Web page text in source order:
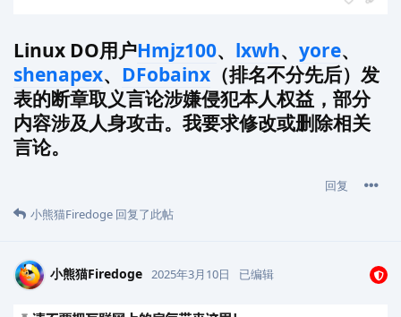
Linux DO用户Hmjz100、 lxwh、 yore、
shenapex、 DFobainx （排名不分先后）发
表的断章取义言论涉嫌侵犯本人权益，部分
内容涉及人身攻击。我要求修改或删除相关
言论。
回复
小熊猫Firedoge 回复了此帖
小熊猫Firedoge 2025年3月10日 已编辑